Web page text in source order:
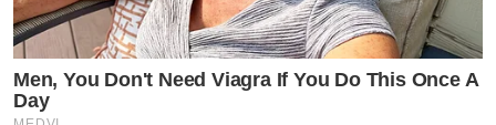
Men, You Don't Need Viagra If You Do This Once A
Day